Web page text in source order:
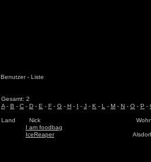
Benutzer - Liste
Gesamt: 2
A - B - C - D - E - F - G - H - I - J - K - L - M - N - O - P -
Land Nick
I am foodbag
IceReaper
Alsdorf